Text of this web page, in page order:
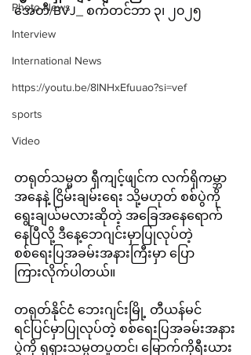
Photo News
Interview
International News
https://youtu.be/8lNHxEfuuao?si=vef
sports
Video
အေတီ/BVJ_ စက်တင်ဘာ ၃၊ ၂၀၂၅
တရုတ်သမ္မတ ရှီကျင့်ဖျင်က လက်ရှိကမ္ဘာ
အနေနဲ့ ငြိမ်းချမ်းရေး သို့မဟုတ် စစ်ပွဲကို
ရွေးချယ်မလားဆိုတဲ့ အခြေအနေရောက်
နေပြီလို့ ဒီနေ့ဘေဂျင်းမှာပြုလုပ်တဲ့
စစ်ရေးပြအခမ်းအနားကြီးမှာ ပြော
ကြားလိုက်ပါတယ်။
တရုတ်နိုင်ငံ ဘေးဂျင်းမြို့ တီယန်မင်
ရင်ပြင်မှာပြုလုပ်တဲ့ စစ်ရေးပြအခမ်းအနား
ပွဲကို ရုရှားသမ္မတပူတင်၊ မြောက်ကိုရီးယား